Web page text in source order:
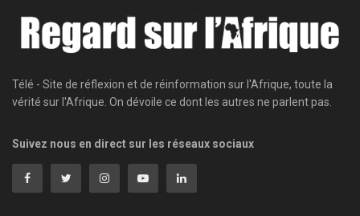
Télé - Site de réflexion et de réinformation sur l'Afrique, toute la
vérité sur l'Afrique. On dévoile ce dont les autres ne parlent pas.
Suivez nous en direct sur les réseaux sociaux